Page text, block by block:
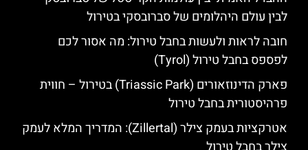
לבין עולם היהלומים של סברובסקי בטירול
חובה לראות ולעשות בחבל טירול: מה אסור לכם
לפספס בחבל טירול (Tyrol)
פארק הדינוזאורים (Triassic Park) בטירול – חווית
פרהיסטורית בחבל טירול
אטרקציות בעמק צילר (Zillertal): המדריך המלא לעמק